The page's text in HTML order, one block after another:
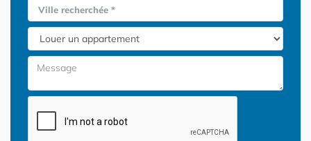
Ville recherchée *